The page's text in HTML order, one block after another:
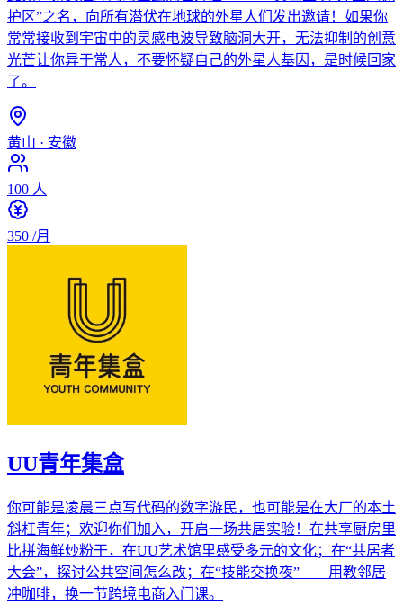
护区”之名，向所有潜伏在地球的外星人们发出邀请！如果你
常常接收到宇宙中的灵感电波导致脑洞大开，无法抑制的创意
光芒让你异于常人，不要怀疑自己的外星人基因，是时候回家
了。
黄山 · 安徽
100 人
350 /月
UU青年集盒
你可能是凌晨三点写代码的数字游民，也可能是在大厂的本土
斜杠青年；欢迎你们加入，开启一场共居实验！在共享厨房里
比拼海鲜炒粉干，在UU艺术馆里感受多元的文化；在“共居者
大会”，探讨公共空间怎么改；在“技能交换夜”——用教邻居
冲咖啡，换一节跨境电商入门课。